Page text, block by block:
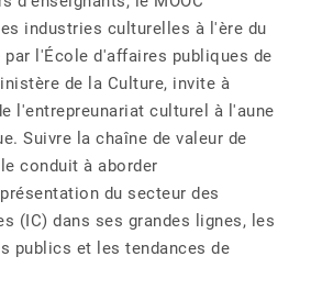
industries culturelles à l'ère du
par l'École d'affaires publiques de
de la Culture, invite à
l'entrepreunariat culturel à l'aune
Suivre la chaîne de valeur de
conduit à aborder
du secteur des
(IC) dans ses grandes lignes, les
publics et les tendances de